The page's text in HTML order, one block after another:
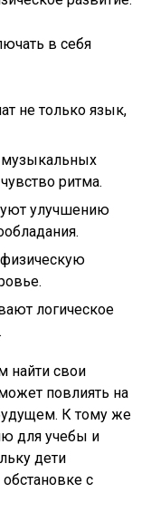
в себя
не только язык,
музыкальных
ритма.
улучшению
логическое
найти свои
повлиять на
К тому же
для учебы и
дети
с